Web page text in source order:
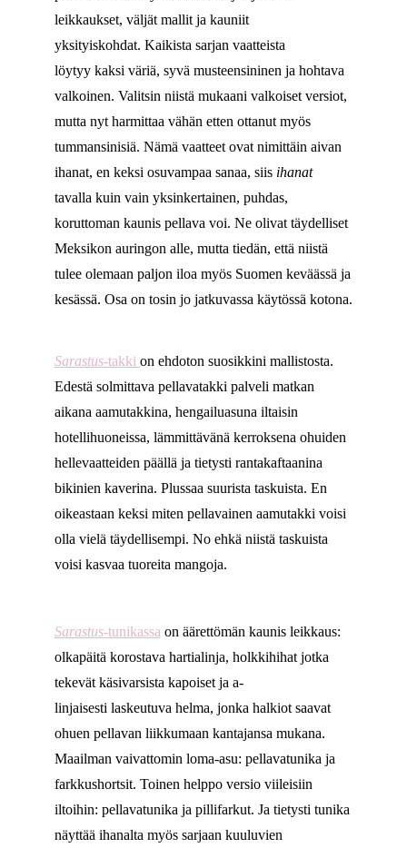
leikkaukset, väljät mallit ja kauniit
yksityiskohdat. Kaikista sarjan vaatteista
löytyy kaksi väriä, syvä musteensininen ja hohtava
valkoinen. Valitsin niistä mukaani valkoiset versiot,
mutta nyt harmittaa vähän etten ottanut myös
tummansinisiä. Nämä vaatteet ovat nimittäin aivan
ihanat, en keksi osuvampaa sanaa, siis ihanat
tavalla kuin vain yksinkertainen, puhdas,
koruttoman kaunis pellava voi. Ne olivat täydelliset
Meksikon auringon alle, mutta tiedän, että niistä
tulee olemaan paljon iloa myös Suomen keväässä ja
kesässä. Osa on tosin jo jatkuvassa käytössä kotona.
Sarastus-takki on ehdoton suosikkini mallistosta.
Edestä solmittava pellavatakki palveli matkan
aikana aamutakkina, hengailuasuna iltaisin
hotellihuoneissa, lämmittävänä kerroksena ohuiden
hellevaatteiden päällä ja tietysti rantakaftaanina
bikinien kaverina. Plussaa suurista taskuista. En
oikeastaan keksi miten pellavainen aamutakki voisi
olla vielä täydellisempi. No ehkä niistä taskuista
voisi kasvaa tuoreita mangoja.
Sarastus-tunikassa on äärettömän kaunis leikkaus:
olkapäitä korostava hartialinja, holkkihihat jotka
tekevät käsivarsista kapoiset ja a-
linjaisesti laskeutuva helma, jonka halkiot saavat
ohuen pellavan liikkumaan kantajansa mukana.
Maailman vaivattomin loma-asu: pellavatunika ja
farkkushortsit. Toinen helppo versio viileisiin
iltoihin: pellavatunika ja pillifarkut. Ja tietysti tunika
näyttää ihanalta myös sarjaan kuuluvien